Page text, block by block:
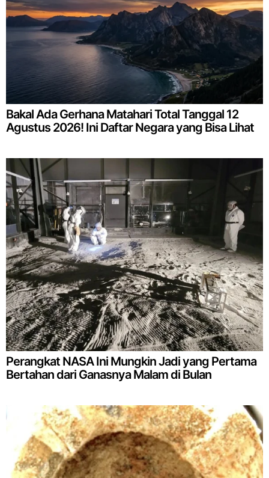
Bakal Ada Gerhana Matahari Total Tanggal 12
Agustus 2026! Ini Daftar Negara yang Bisa Lihat
Perangkat NASA Ini Mungkin Jadi yang Pertama
Bertahan dari Ganasnya Malam di Bulan